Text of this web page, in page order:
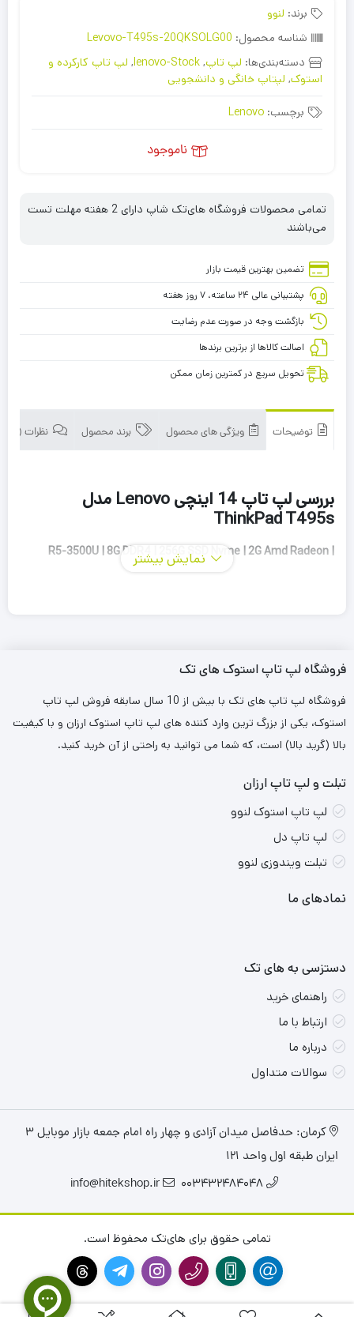
برند: لنوو
شناسه محصول: Levovo-T495s-20QKSOLG00
دسته‌بندی‌ها: لپ تاپ,
lenovo-Stock
, لپ تاپ کارکرده و
استوک, لپتاپ خانگی و دانشجویی
برچسب: Lenovo
ناموجود
تمامی محصولات فروشگاه های‌تک شاپ دارای 2 هفته مهلت تست
می‌باشند
تضمین بهترین قیمت بازار
پشتیبانی عالی ۲۴ ساعته، ۷ روز هفته
بازگشت وجه در صورت عدم رضایت
اصالت کالاها از برترین برندها
تحویل سریع در کمترین زمان ممکن
توضیحات ویژگی های محصول برند محصول نظرات (0)
بررسی لپ تاپ 14 اینچی Lenovo مدل
ThinkPad T495s
R5-3500U | 8G DDR4 | 256G SSD Nvme | 2G Amd Radeon |
از گوناگونی بسیار خوبی هم برخوردارند و کاربران علاقه‌مند به این نوع
سری لپ تاپ می‌توانند بسته‌ به فاکتورهای مختلف، بهترین انتخاب را
بکنند. یکی از این مدل‌ها‌ «لپ تاپ
Lenovo مدل ThinkPad T495S
»
صفحه کلید خوب
پورت های عالی
350 گرم هم وزن دارد که کار را برای جابه‌جایی همیشگی آسان‌تر
از خود نشان می‌دهد.
نمایش بیشتر
فروشگاه لپ تاپ استوک های تک
فروشگاه لپ تاپ های تک با بیش از 10 سال سابقه فروش لپ تاپ
استوک، یکی از بزرگ ترین وارد کننده های لپ تاپ استوک ارزان و با کیفیت
بالا (گرید بالا) است، که شما می توانید به راحتی از آن خرید کنید.
تبلت و لپ تاپ ارزان
لپ تاپ استوک لنوو
لپ تاپ دل
تبلت ویندوزی لنوو
نمادهای ما
دستزسی به های تک
راهنمای خرید
ارتباط با ما
درباره ما
سوالات متداول
کرمان: حدفاصل میدان آزادی و چهار راه امام جمعه بازار موبایل ۳
ایران طبقه اول واحد ۱۲۱
003432484048
info@hitekshop.ir
تمامی حقوق برای های‌تک محفوظ است.